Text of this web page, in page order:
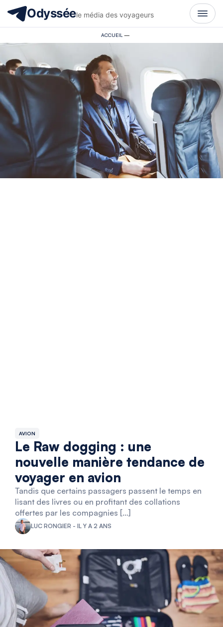
Odysséele média des voyageurs
ACCUEIL —
AVION
Le Raw dogging : une
nouvelle manière tendance de
voyager en avion
Tandis que certains passagers passent le temps en
lisant des livres ou en profitant des collations
offertes par les compagnies […]
LUC RONGIER - IL Y A 2 ANS